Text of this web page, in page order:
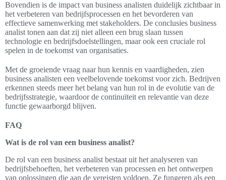
Bovendien is de impact van business analisten duidelijk zichtbaar in
het verbeteren van bedrijfsprocessen en het bevorderen van
effectieve samenwerking met stakeholders. De conclusies business
analist tonen aan dat zij niet alleen een brug slaan tussen
technologie en bedrijfsdoelstellingen, maar ook een cruciale rol
spelen in de toekomst van organisaties.
Met de groeiende vraag naar hun kennis en vaardigheden, zien
business analisten een veelbelovende toekomst voor zich. Bedrijven
erkennen steeds meer het belang van hun rol in de evolutie van de
bedrijfsstrategie, waardoor de continuïteit en relevantie van deze
functie gewaarborgd blijven.
FAQ
Wat is de rol van een business analist?
De rol van een business analist bestaat uit het analyseren van
bedrijfsbehoeften, het verbeteren van processen en het ontwerpen
van oplossingen die aan de vereisten voldoen. Ze fungeren als een